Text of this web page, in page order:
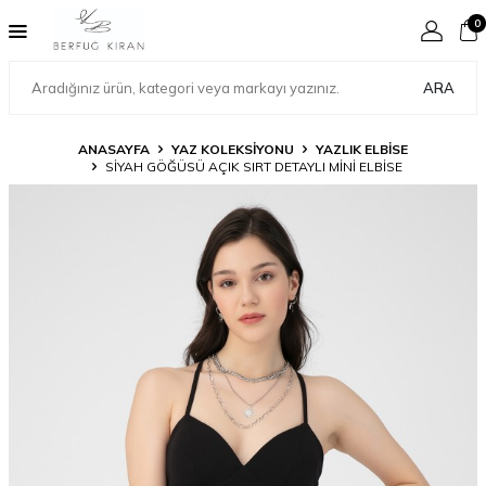
ARA
0
ANASAYFA YAZ KOLEKSİYONU
YAZLIK ELBİSE
SİYAH GÖĞÜSÜ AÇIK SIRT DETAYLI MİNİ ELBİSE